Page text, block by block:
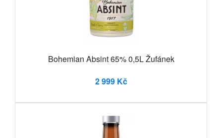
Bohemian Absint 65% 0,5L Žufánek
2 999 Kč